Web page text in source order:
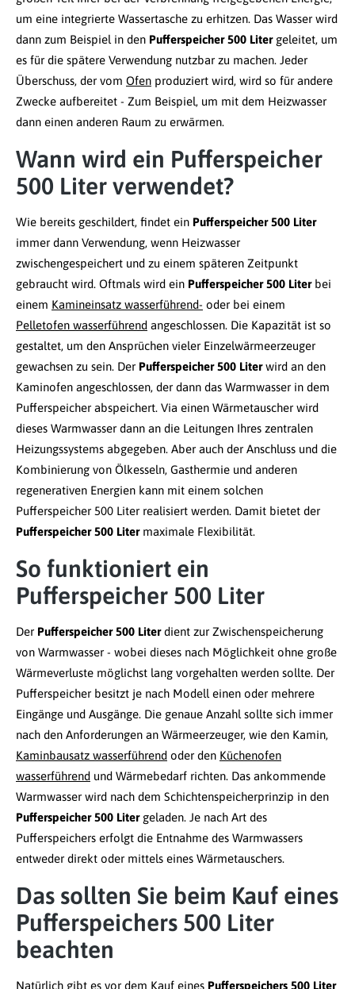
um eine integrierte Wassertasche zu erhitzen. Das Wasser wird
dann zum Beispiel in den Pufferspeicher 500 Litergeleitet, um
es für die spätere Verwendung nutzbar zu machen. Jeder
Überschuss, der vom Ofen produziert wird, wird so für andere
Zwecke aufbereitet - Zum Beispiel, um mit dem Heizwasser
dann einen anderen Raum zu erwärmen.
Wann wird ein Pufferspeicher
500 Liter verwendet?
Wie bereits geschildert, findet ein Pufferspeicher 500 Liter
immer dann Verwendung, wenn Heizwasser
zwischengespeichert und zu einem späteren Zeitpunkt
gebraucht wird. Oftmals wird ein Pufferspeicher 500 Literbei
einem Kamineinsatz wasserführend- oder bei einem
Pelletofen wasserführend angeschlossen. Die Kapazität ist so
gestaltet, um den Ansprüchen vieler Einzelwärmeerzeuger
gewachsen zu sein. Der Pufferspeicher 500 Literwird an den
Kaminofen angeschlossen, der dann das Warmwasser in dem
Pufferspeicher abspeichert. Via einen Wärmetauscher wird
dieses Warmwasser dann an die Leitungen Ihres zentralen
Heizungssystems abgegeben. Aber auch der Anschluss und die
Kombinierung von Ölkesseln, Gasthermie und anderen
regenerativen Energien kann mit einem solchen
Pufferspeicher 500 Liter realisiert werden. Damit bietet der
Pufferspeicher 500 Litermaximale Flexibilität.
So funktioniert ein
Pufferspeicher 500 Liter
Der Pufferspeicher 500 Literdient zur Zwischenspeicherung
von Warmwasser - wobei dieses nach Möglichkeit ohne große
Wärmeverluste möglichst lang vorgehalten werden sollte. Der
Pufferspeicher besitzt je nach Modell einen oder mehrere
Eingänge und Ausgänge. Die genaue Anzahl sollte sich immer
nach den Anforderungen an Wärmeerzeuger, wie den Kamin,
Kaminbausatz wasserführend oder den Küchenofen
wasserführend und Wärmebedarf richten. Das ankommende
Warmwasser wird nach dem Schichtenspeicherprinzip in den
Pufferspeicher 500 Litergeladen. Je nach Art des
Pufferspeichers erfolgt die Entnahme des Warmwassers
entweder direkt oder mittels eines Wärmetauschers.
Das sollten Sie beim Kauf eines
Pufferspeichers 500 Liter
beachten
Natürlich gibt es vor dem Kauf eines Pufferspeichers 500 Liter